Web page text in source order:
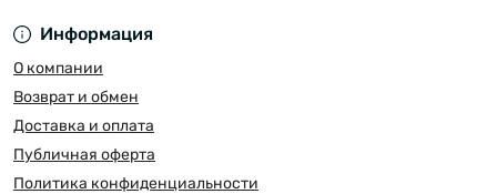
Информация
О компании
Возврат и обмен
Доставка и оплата
Публичная оферта
Политика конфиденциальности